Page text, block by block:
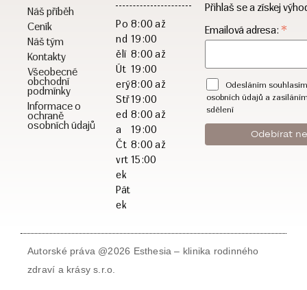
Náš příběh
Ceník
Náš tým
Kontakty
Všeobecné
obchodní
podmínky
Informace o
ochraně
osobních údajů
Po
nd
ělí
Út
erý
Stř
ed
a
Čt
vrt
ek
Pát
ek
8:00 až
19:00
8:00 až
19:00
8:00 až
19:00
8:00 až
19:00
8:00 až
15:00
Přihlaš se a získej
Emailová adresa: *
Odesláním
osobních údajů a
sdělení
Autorské práva @2026 Esthesia – klinika rodinného
zdraví a krásy s.r.o.